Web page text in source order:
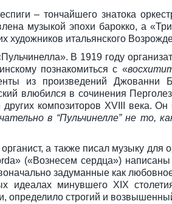
– тончайшего знатока
музыкой эпохи барокко, а
художников итальянского
В 1919 году
познакомиться с «
из произведений Джованни
влюбился в сочинения
композиторов XVIII века.
в “Пульчинелле” не то,
а также писал музыку для
(«Вознесем сердца»)
задуманные как
идеалах минувшего XIX
определило строгий и